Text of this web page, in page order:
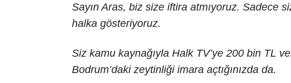
Sayın Aras, biz size iftira atmıyoruz. Sadece
halka gösteriyoruz.
Siz kamu kaynağıyla Halk TV’ye 200 bin TL
Bodrum’daki zeytinliği imara açtığınızda da.